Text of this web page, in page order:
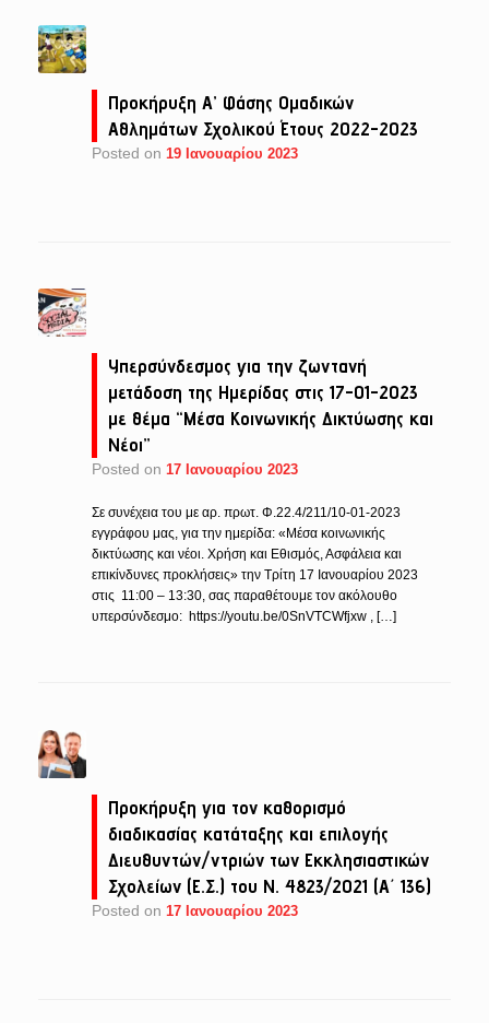
Προκήρυξη Α’ Φάσης Ομαδικών
Αθλημάτων Σχολικού Έτους 2022-2023
Posted on 19 Ιανουαρίου 2023
Υπερσύνδεσμος για την ζωντανή
μετάδοση της Ημερίδας στις 17-01-2023
με θέμα “Μέσα Κοινωνικής Δικτύωσης και
Νέοι”
Posted on 17 Ιανουαρίου 2023
Σε συνέχεια του με αρ. πρωτ. Φ.22.4/211/10-01-2023
εγγράφου μας, για την ημερίδα: «Μέσα κοινωνικής
δικτύωσης και νέοι. Χρήση και Εθισμός, Ασφάλεια και
επικίνδυνες προκλήσεις» την Τρίτη 17 Ιανουαρίου 2023
στις 11:00 – 13:30, σας παραθέτουμε τον ακόλουθο
υπερσύνδεσμο: https://youtu.be/0SnVTCWfjxw , […]
Προκήρυξη για τον καθορισμό
διαδικασίας κατάταξης και επιλογής
Διευθυντών/ντριών των Εκκλησιαστικών
Σχολείων (Ε.Σ.) του Ν. 4823/2021 (Α΄ 136)
Posted on 17 Ιανουαρίου 2023